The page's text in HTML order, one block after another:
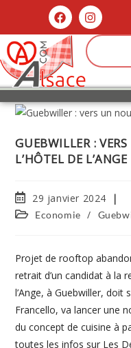
GUEBWILLER :
L’HÔTEL DE L’ANGE
29 janvier 2024
Economie /
Projet de rooftop
retrait d’un candidat à la
l’Ange, à Guebwiller,
Francello, va lancer une
du concept de cuisine à
toutes les infos sur Les